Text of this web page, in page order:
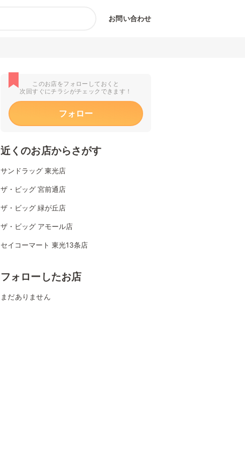
お問い合わせ
このお店をフォローしておくと
次回すぐにチラシがチェックできます！
フォロー
近くのお店からさがす
サンドラッグ 東光店
ザ・ビッグ 宮前通店
ザ・ビッグ 緑が丘店
ザ・ビッグ アモール店
セイコーマート 東光13条店
フォローしたお店
まだありません